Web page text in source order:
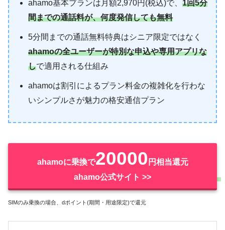
ahamo基本プランは月額2,970円(税込)で、1回5分
間までの通話料が、何度発信しても無料
5分間までの通話無料特典はシニア限定ではなく
ahamoの全ユーザーが特別な申込や専用アプリな
しで適用される仕組み
ahamoは割引によるプラン料金の複雑化を行わな
いシンプルさが魅力の格安通信プラン
ahamoに乗換で20000 円相当還元
ahamo公式サイト >>
SIMのみ乗換の場合、dポイント(期間・用途限定)で還元